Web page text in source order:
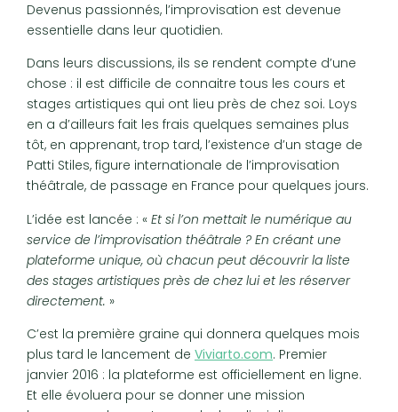
Devenus passionnés, l’improvisation est devenue
essentielle dans leur quotidien.
Dans leurs discussions, ils se rendent compte d’une
chose : il est difficile de connaitre tous les cours et
stages artistiques qui ont lieu près de chez soi. Loys
en a d’ailleurs fait les frais quelques semaines plus
tôt, en apprenant, trop tard, l’existence d’un stage de
Patti Stiles, figure internationale de l’improvisation
théâtrale, de passage en France pour quelques jours.
L’idée est lancée : « Et si l’on mettait le numérique au
service de l’improvisation théâtrale ? En créant une
plateforme unique, où chacun peut découvrir la liste
des stages artistiques près de chez lui et les réserver
directement. »
C’est la première graine qui donnera quelques mois
plus tard le lancement de Viviarto.com. Premier
janvier 2016 : la plateforme est officiellement en ligne.
Et elle évoluera pour se donner une mission